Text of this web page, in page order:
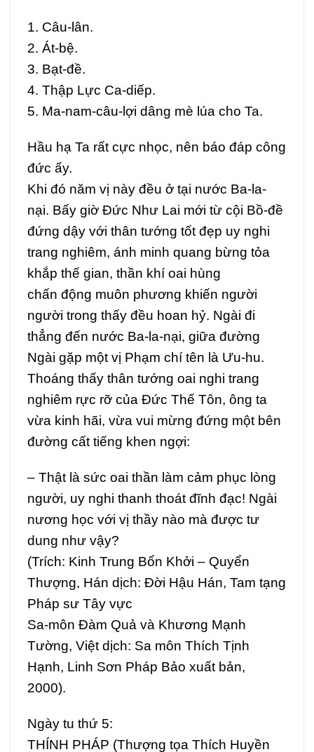
1. Câu-lân.
2. Át-bệ.
3. Bạt-đề.
4. Thập Lực Ca-diếp.
5. Ma-nam-câu-lợi dâng mè lúa cho Ta.
Hầu hạ Ta rất cực nhọc, nên báo đáp công
đức ấy.
Khi đó năm vị này đều ở tại nước Ba-la-
nại. Bấy giờ Đức Như Lai mới từ cội Bồ-đề
đứng dậy với thân tướng tốt đẹp uy nghi
trang nghiêm, ánh minh quang bừng tỏa
khắp thế gian, thần khí oai hùng
chấn động muôn phương khiến người
người trong thấy đều hoan hỷ. Ngài đi
thẳng đến nước Ba-la-nại, giữa đường
Ngài gặp một vị Phạm chí tên là Ưu-hu.
Thoáng thấy thân tướng oai nghi trang
nghiêm rực rỡ của Đức Thế Tôn, ông ta
vừa kinh hãi, vừa vui mừng đứng một bên
đường cất tiếng khen ngợi:
– Thật là sức oai thần làm cảm phục lòng
người, uy nghi thanh thoát đĩnh đạc! Ngài
nương học với vị thầy nào mà được tư
dung như vậy?
(Trích: Kinh Trung Bổn Khởi – Quyển
Thượng, Hán dịch: Đời Hậu Hán, Tam tạng
Pháp sư Tây vực
Sa-môn Đàm Quả và Khương Mạnh
Tường, Việt dịch: Sa môn Thích Tịnh
Hạnh, Linh Sơn Pháp Bảo xuất bản,
2000).
Ngày tu thứ 5:
THÍNH PHÁP (Thượng tọa Thích Huyền